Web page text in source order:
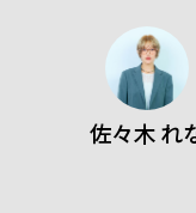
佐々木 れ